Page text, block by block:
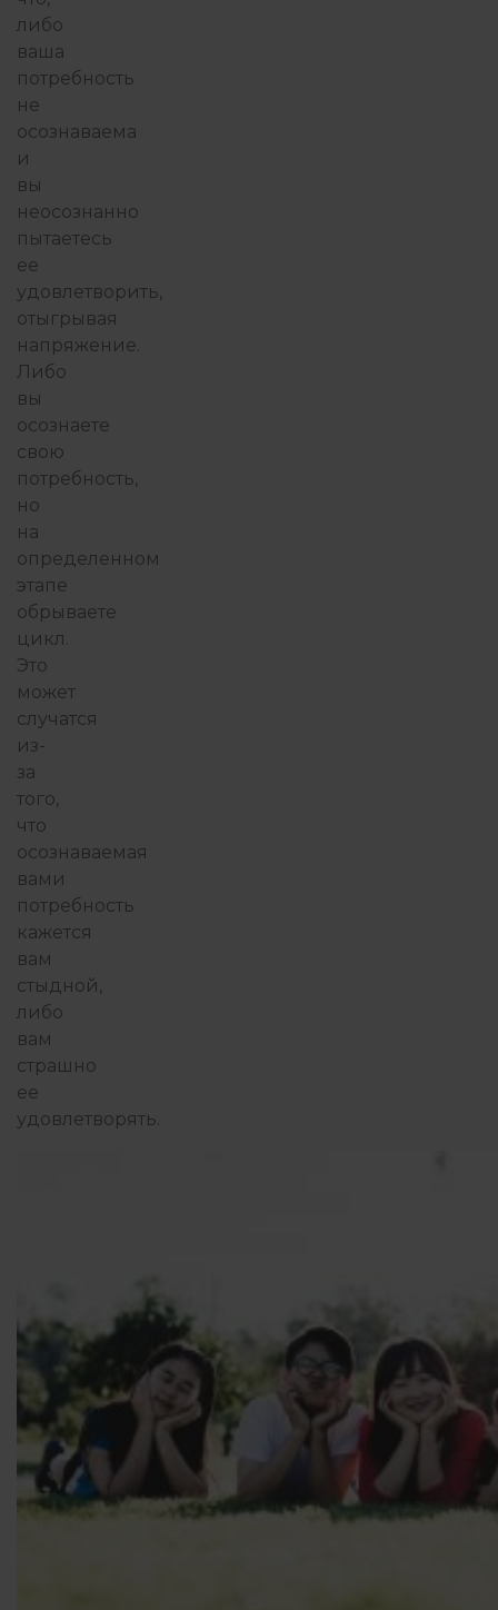
либо
ваша
потребность
не
осознаваема
и
вы
неосознанно
пытаетесь
ее
удовлетворить,
отыгрывая
напряжение.
Либо
вы
осознаете
свою
потребность,
но
на
определенном
этапе
обрываете
цикл.
Это
может
случатся
из-
за
того,
что
осознаваемая
вами
потребность
кажется
вам
стыдной,
либо
вам
страшно
ее
удовлетворять.